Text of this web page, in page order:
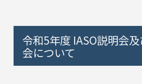
令和5年度 IASO説明会
会について